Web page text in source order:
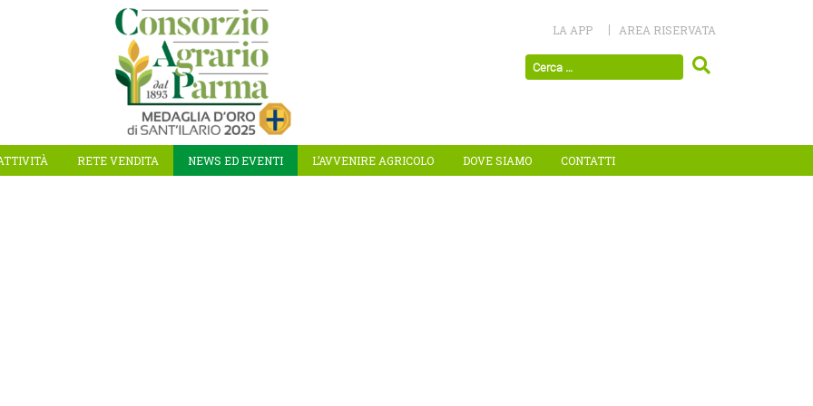
LA APP AREA RISERVATA
RETE VENDITA NEWS ED EVENTI L’AVVENIRE AGRICOLO DOVE SIAMO CONTATTI